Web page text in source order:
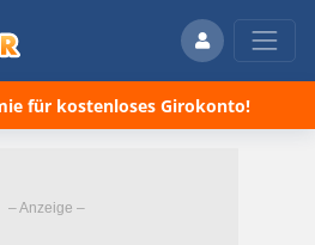
für kostenloses Girokonto!